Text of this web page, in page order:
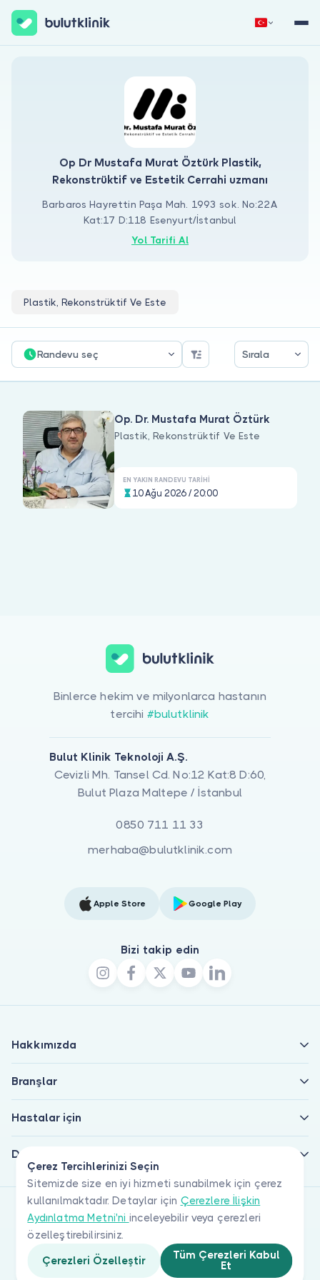
Hakkımızda
Op Dr Mustafa Murat Öztürk Plastik,
Rekonstrüktif ve Estetik Cerrahi uzmanı
Barbaros Hayrettin Paşa Mah. 1993 sok. No:22A
Kat:17 D:118 Esenyurt/İstanbul
Yol Tarifi Al
Plastik, Rekonstrüktif Ve Este
Randevu seç Sırala
Op. Dr. Mustafa Murat Öztürk
Plastik, Rekonstrüktif Ve Este
EN YAKIN RANDEVU TARIHI
10 Ağu 2026 / 20:00
Çerez Tercihlerinizi Seçin
Sitemizde size en iyi hizmeti sunabilmek için çerez
kullanılmaktadır. Detaylar için Çerezlere İlişkin
Aydınlatma Metni'ni inceleyebilir veya çerezleri
özelleştirebilirsiniz.
Çerezleri Özelleştir
Tüm Çerezleri Kabul
Et
Binlerce hekim ve milyonlarca hastanın
tercihi #bulutklinik
Bulut Klinik Teknoloji A.Ş.
Cevizli Mh. Tansel Cd. No:12 Kat:8 D:60,
Bulut Plaza Maltepe / İstanbul
0850 711 11 33
merhaba@bulutklinik.com
Apple Store Google Play
Bizi takip edin
Hakkımızda
Branşlar
Hastalar için
Doktorlar için